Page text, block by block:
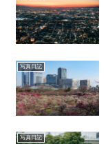
写真日記
写真日記